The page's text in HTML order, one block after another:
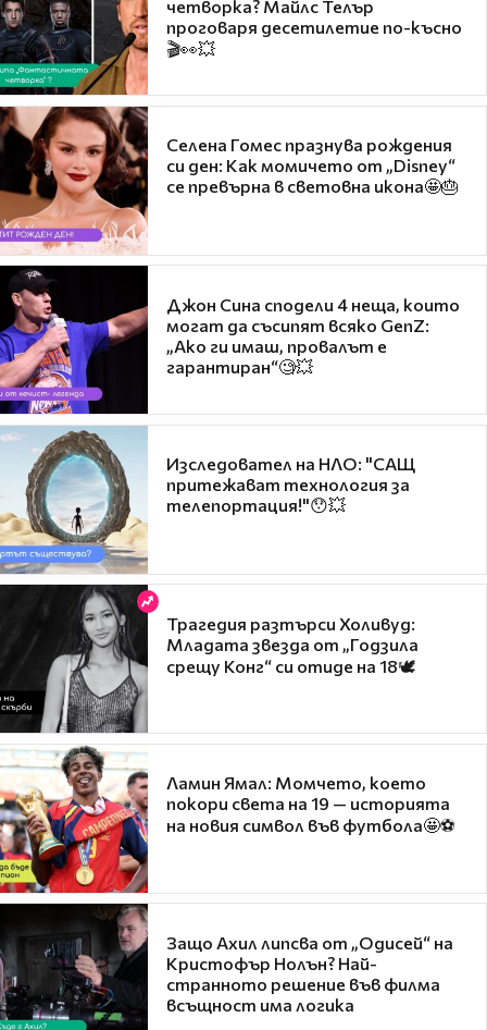
четворка? Майлс Телър
проговаря десетилетие по-късно
🎬👀💥
Селена Гомес празнува рождения
си ден: Как момичето от „Disney“
се превърна в световна икона🤩🎂
Джон Сина сподели 4 неща, които
могат да съсипят всяко GenZ:
„Ако ги имаш, провалът е
гарантиран“🧐💥
Изследовател на НЛО: "САЩ
притежават технология за
телепортация!"😯💥
Трагедия разтърси Холивуд:
Младата звезда от „Годзила
срещу Конг“ си отиде на 18🕊️
Ламин Ямал: Момчето, което
покори света на 19 — историята
на новия символ във футбола🤩⚽
Защо Ахил липсва от „Одисей“ на
Кристофър Нолън? Най-
странното решение във филма
всъщност има логика